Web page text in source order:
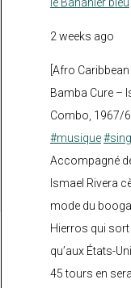
2 weeks ago
[Afro
Bamba Cure –
Combo, 1967/
#musique
Accompagné
Ismael Rivera
mode du
Hierros qui sort
qu’aux États-
45 tours en